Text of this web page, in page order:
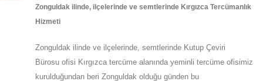
Zonguldak ilinde, ilçelerinde ve semtlerinde Kırgızca Tercümanlık
Hizmeti
Zonguldak ilinde ve ilçelerinde, semtlerinde Kutup Çeviri
Bürosu ofisi Kırgızca tercüme alanında yeminli tercüme ofisimiz
kurulduğundan beri Zonguldak olduğu günden bu